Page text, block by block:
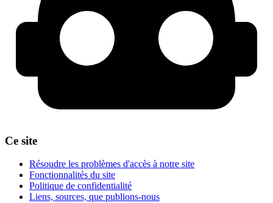
Ce site
Résoudre les problèmes d'accès à notre site
Fonctionnalités du site
Politique de confidentialité
Liens, sources, que publions-nous